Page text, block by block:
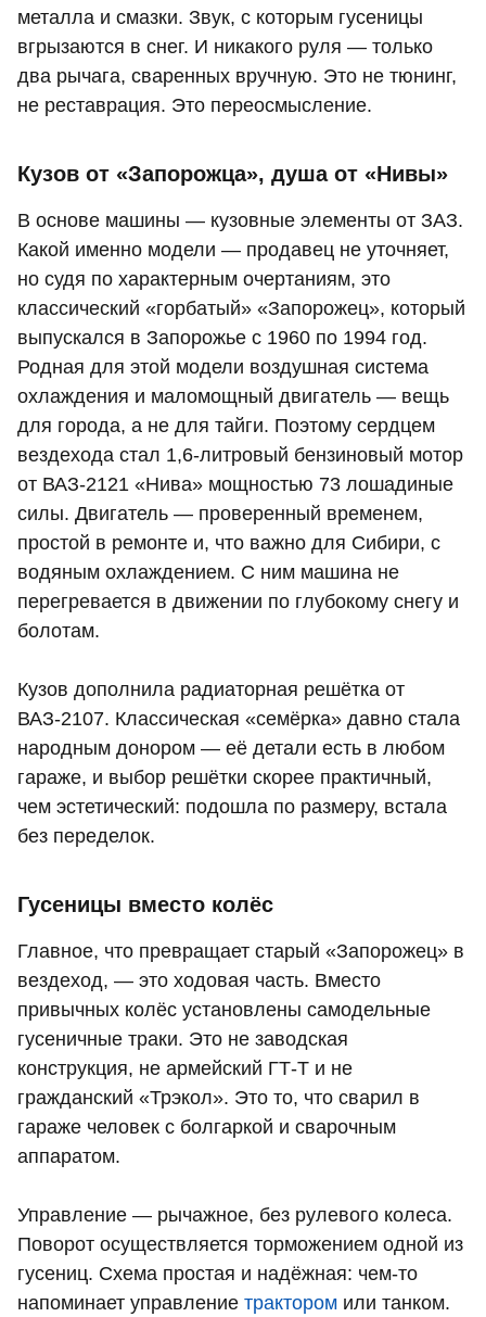
металла и смазки. Звук, с которым гусеницы
вгрызаются в снег. И никакого руля — только
два рычага, сваренных вручную. Это не тюнинг,
не реставрация. Это переосмысление.
Кузов от «Запорожца», душа от «Нивы»
В основе машины — кузовные элементы от ЗАЗ.
Какой именно модели — продавец не уточняет,
но судя по характерным очертаниям, это
классический «горбатый» «Запорожец», который
выпускался в Запорожье с 1960 по 1994 год.
Родная для этой модели воздушная система
охлаждения и маломощный двигатель — вещь
для города, а не для тайги. Поэтому сердцем
вездехода стал 1,6-литровый бензиновый мотор
от ВАЗ‑2121 «Нива» мощностью 73 лошадиные
силы. Двигатель — проверенный временем,
простой в ремонте и, что важно для Сибири, с
водяным охлаждением. С ним машина не
перегревается в движении по глубокому снегу и
болотам.
Кузов дополнила радиаторная решётка от
ВАЗ‑2107. Классическая «семёрка» давно стала
народным донором — её детали есть в любом
гараже, и выбор решётки скорее практичный,
чем эстетический: подошла по размеру, встала
без переделок.
Гусеницы вместо колёс
Главное, что превращает старый «Запорожец» в
вездеход, — это ходовая часть. Вместо
привычных колёс установлены самодельные
гусеничные траки. Это не заводская
конструкция, не армейский ГТ‑Т и не
гражданский «Трэкол». Это то, что сварил в
гараже человек с болгаркой и сварочным
аппаратом.
Управление — рычажное, без рулевого колеса.
Поворот осуществляется торможением одной из
гусениц. Схема простая и надёжная: чем‑то
напоминает управление трактором или танком.